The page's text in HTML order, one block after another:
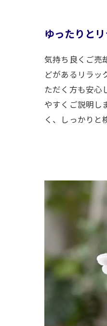
ゆったりと
気持ち良くご売
どがあるリラッ
ただく方も安心
やすくご説明し
く、しっかりと